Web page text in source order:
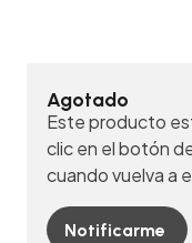
Agotado
Este producto
clic en el botón
cuando vuelva a
Notificarme